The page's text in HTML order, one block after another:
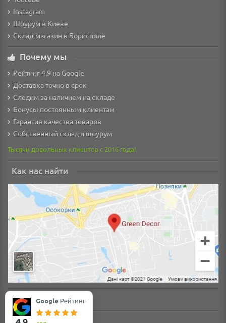
Instagram
Шоурум в Киеве
Склад-магазин в Борисполе
Почему мы
Рейтинг 4.9 на Google
Доставка точно в срок
Следим за наличием на складе
Бонусы постоянным клиентам
Гарантия качества товаров
Собственный склад и шоурум
Тысячи довольных клиентов с 2016 года!
Как нас найти
Google Рейтинг